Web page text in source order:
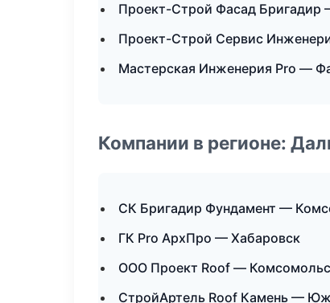
Проект-Строй Фасад
Проект-Строй Сервис
Мастерская Инженерия Pro —
Компании в регионе:
СК Бригадир Фундамент —
ГК Pro АрхПро — Хабаровск
ООО Проект Roof —
СтройАртель Roof Камень —